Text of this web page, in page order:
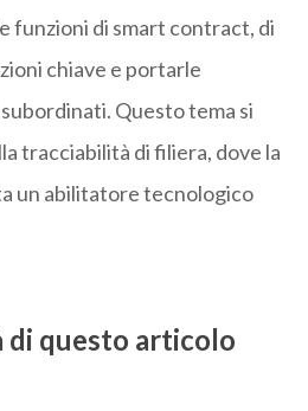
funzioni di smart contract, di
chiave e portarle
Questo tema si
tracciabilità di filiera, dove la
un abilitatore tecnologico
di questo articolo